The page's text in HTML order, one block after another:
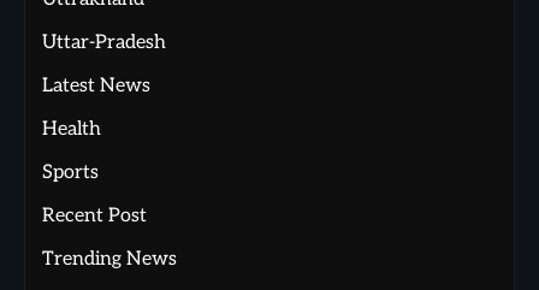
Uttar-Pradesh
Latest News
Health
Sports
Recent Post
Trending News